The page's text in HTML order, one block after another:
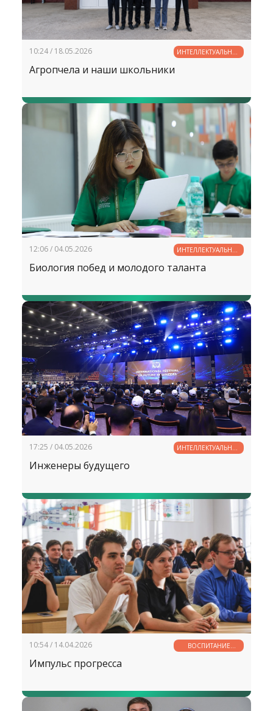
10:24 / 18.05.2026
ИНТЕЛЛЕКТУАЛЬНЫЙ
ПОТЕНЦИАЛ
Агропчела и наши школьники
12:06 / 04.05.2026
ИНТЕЛЛЕКТУАЛЬНЫЙ
ПОТЕНЦИАЛ
УЗБЕКИСТАНА
Биология побед и молодого таланта
17:25 / 04.05.2026
ИНТЕЛЛЕКТУАЛЬНЫЙ
ПОТЕНЦИАЛ
Инженеры будущего
10:54 / 14.04.2026
ВОСПИТАНИЕ
МОЛОДЕЖИ —
Импульс прогресса